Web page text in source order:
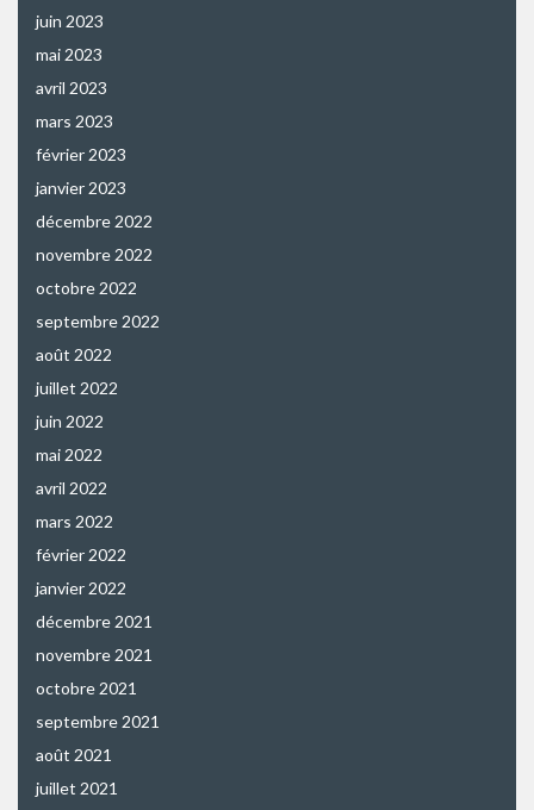
juin 2023
mai 2023
avril 2023
mars 2023
février 2023
janvier 2023
décembre 2022
novembre 2022
octobre 2022
septembre 2022
août 2022
juillet 2022
juin 2022
mai 2022
avril 2022
mars 2022
février 2022
janvier 2022
décembre 2021
novembre 2021
octobre 2021
septembre 2021
août 2021
juillet 2021